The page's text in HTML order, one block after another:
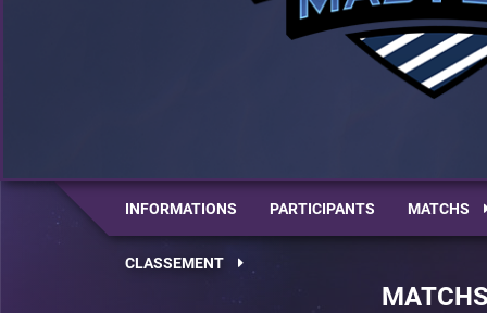
INFORMATIONS PARTICIPANTS MATCHS
CLASSEMENT